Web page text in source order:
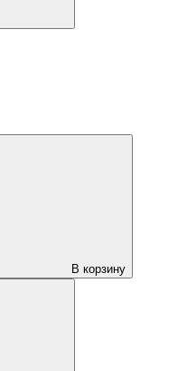
В корзину